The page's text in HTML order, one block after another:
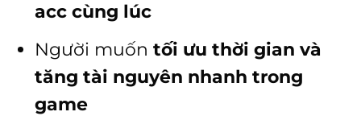
acc cùng lúc
Người muốntối ưu thời gian và
tăng tài nguyên nhanh trong
game